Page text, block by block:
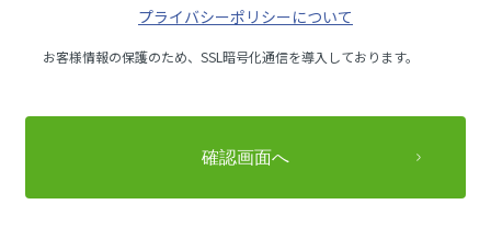
プライバシーポリシーについて
お客様情報の保護のため、SSL暗号化通信を導入しております。